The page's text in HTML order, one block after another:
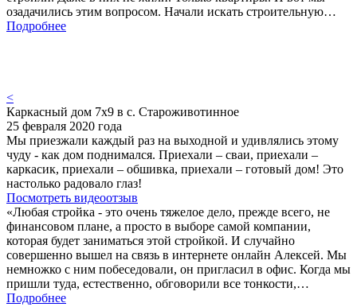
озадачились этим вопросом. Начали искать строительную…
Подробнее
<
Каркасный дом 7х9 в с. Староживотинное
25 февраля 2020 года
Мы приезжали каждый раз на выходной и удивлялись этому
чуду - как дом поднимался. Приехали – сваи, приехали –
каркасик, приехали – обшивка, приехали – готовый дом! Это
настолько радовало глаз!
Посмотреть видеоотзыв
«Любая стройка - это очень тяжелое дело, прежде всего, не
финансовом плане, а просто в выборе самой компании,
которая будет заниматься этой стройкой. И случайно
совершенно вышел на связь в интернете онлайн Алексей. Мы
немножко с ним побеседовали, он пригласил в офис. Когда мы
пришли туда, естественно, обговорили все тонкости,…
Подробнее